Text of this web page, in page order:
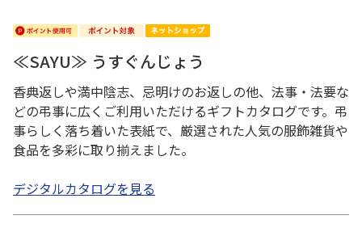
≪SAYU≫ うすぐんじょう
香典返しや満中陰志、忌明けのお返しの他、法事・法要な
どの弔事に広くご利用いただけるギフトカタログです。弔
事らしく落ち着いた表紙で、厳選された人気の服飾雑貨や
食品を多彩に取り揃えました。
デジタルカタログを見る